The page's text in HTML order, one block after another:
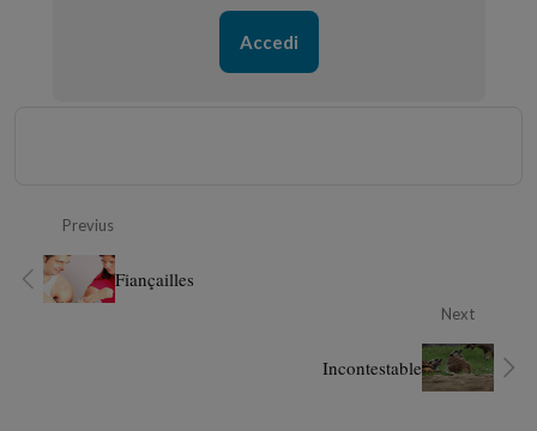
Accedi
Previus
Fiançailles
Next
Incontestable